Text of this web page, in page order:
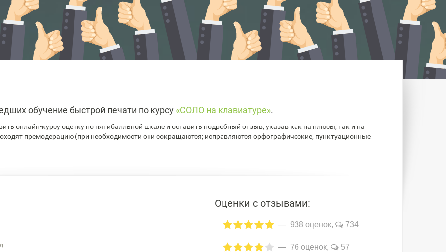
обучение быстрой печати по курсу «СОЛО на клавиатуре».
онлайн-курсу оценку по пятибалльной шкале и оставить подробный отзыв, указав как на плюсы, так и на
премодерацию (при необходимости они сокращаются; исправляются орфографические, пунктуационные
Оценки с отзывами:
938 оценок, 734
76 оценок, 57